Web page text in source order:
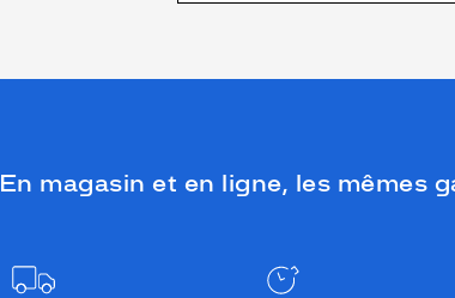
En magasin et en ligne, les mêmes